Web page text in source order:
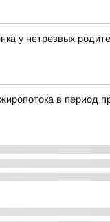
у нетрезвых
в период